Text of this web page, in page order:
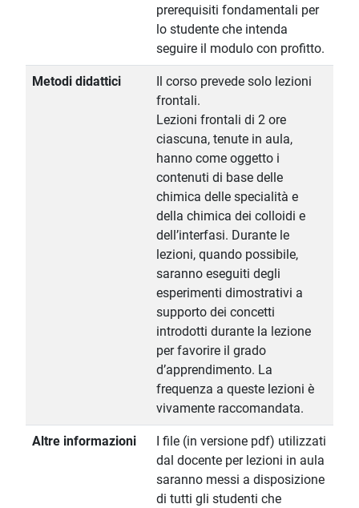
prerequisiti fondamentali per
lo studente che intenda
seguire il modulo con profitto.
Metodi didattici
Il corso prevede solo lezioni
frontali.
Lezioni frontali di 2 ore
ciascuna, tenute in aula,
hanno come oggetto i
contenuti di base delle
chimica delle specialità e
della chimica dei colloidi e
dell’interfasi. Durante le
lezioni, quando possibile,
saranno eseguiti degli
esperimenti dimostrativi a
supporto dei concetti
introdotti durante la lezione
per favorire il grado
d’apprendimento. La
frequenza a queste lezioni è
vivamente raccomandata.
Altre informazioni
I file (in versione pdf) utilizzati
dal docente per lezioni in aula
saranno messi a disposizione
di tutti gli studenti che